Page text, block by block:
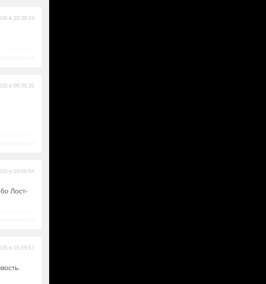
в 20:39:24
в 08:39:25
в 19:09:54
Лост-
в 15:09:57